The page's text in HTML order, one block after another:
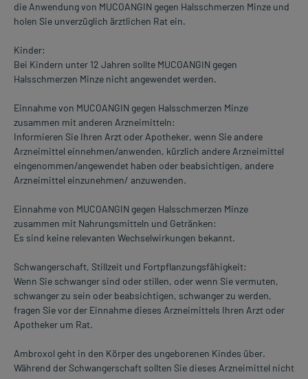
die Anwendung von MUCOANGIN gegen Halsschmerzen Minze und
holen Sie unverzüglich ärztlichen Rat ein.
Kinder:
Bei Kindern unter 12 Jahren sollte MUCOANGIN gegen
Halsschmerzen Minze nicht angewendet werden.
Einnahme von MUCOANGIN gegen Halsschmerzen Minze
zusammen mit anderen Arzneimitteln:
Informieren Sie Ihren Arzt oder Apotheker, wenn Sie andere
Arzneimittel einnehmen/anwenden, kürzlich andere Arzneimittel
eingenommen/angewendet haben oder beabsichtigen, andere
Arzneimittel einzunehmen/ anzuwenden.
Einnahme von MUCOANGIN gegen Halsschmerzen Minze
zusammen mit Nahrungsmitteln und Getränken:
Es sind keine relevanten Wechselwirkungen bekannt.
Schwangerschaft, Stillzeit und Fortpflanzungsfähigkeit:
Wenn Sie schwanger sind oder stillen, oder wenn Sie vermuten,
schwanger zu sein oder beabsichtigen, schwanger zu werden,
fragen Sie vor der Einnahme dieses Arzneimittels Ihren Arzt oder
Apotheker um Rat.
Ambroxol geht in den Körper des ungeborenen Kindes über.
Während der Schwangerschaft sollten Sie dieses Arzneimittel nicht